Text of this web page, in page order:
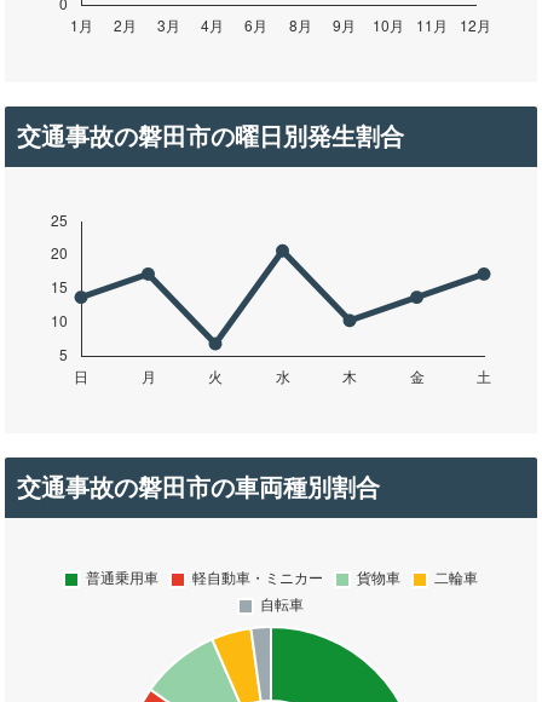
交通事故の磐田市の曜日別発生割合
交通事故の磐田市の車両種別割合